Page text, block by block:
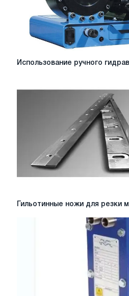
Использование
пресса
Использование ручного
Гильотинные
Гильотинные ножи для резки